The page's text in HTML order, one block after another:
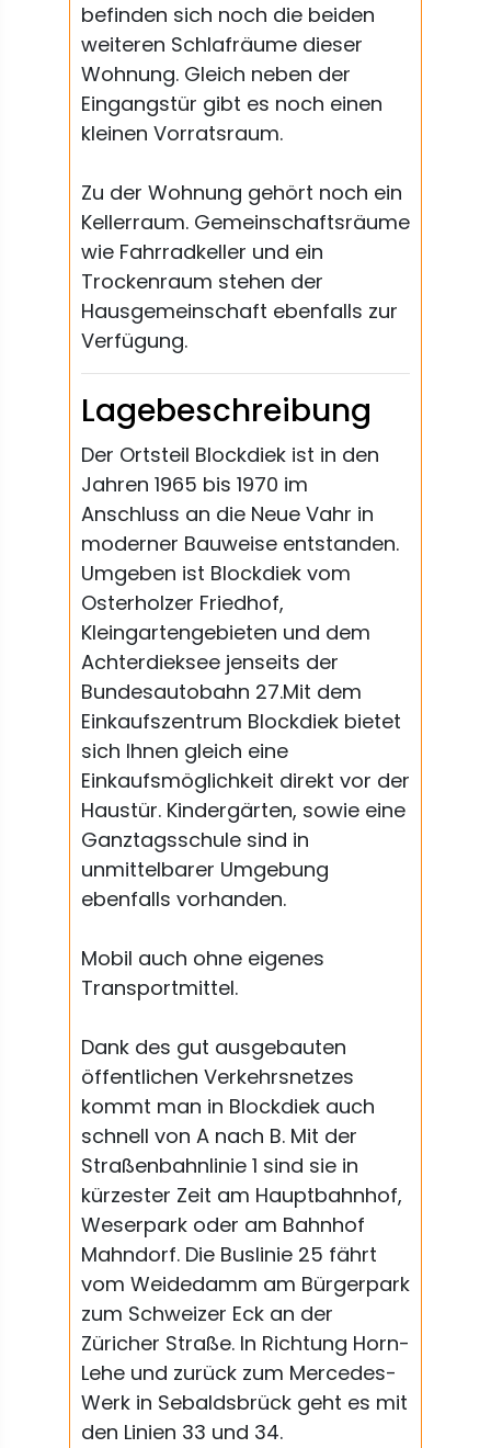
befinden sich noch die beiden
weiteren Schlafräume dieser
Wohnung. Gleich neben der
Eingangstür gibt es noch einen
kleinen Vorratsraum.
Zu der Wohnung gehört noch ein
Kellerraum. Gemeinschaftsräume
wie Fahrradkeller und ein
Trockenraum stehen der
Hausgemeinschaft ebenfalls zur
Verfügung.
Lagebeschreibung
Der Ortsteil Blockdiek ist in den
Jahren 1965 bis 1970 im
Anschluss an die Neue Vahr in
moderner Bauweise entstanden.
Umgeben ist Blockdiek vom
Osterholzer Friedhof,
Kleingartengebieten und dem
Achterdieksee jenseits der
Bundesautobahn 27.Mit dem
Einkaufszentrum Blockdiek bietet
sich Ihnen gleich eine
Einkaufsmöglichkeit direkt vor der
Haustür. Kindergärten, sowie eine
Ganztagsschule sind in
unmittelbarer Umgebung
ebenfalls vorhanden.
Mobil auch ohne eigenes
Transportmittel.
Dank des gut ausgebauten
öffentlichen Verkehrsnetzes
kommt man in Blockdiek auch
schnell von A nach B. Mit der
Straßenbahnlinie 1 sind sie in
kürzester Zeit am Hauptbahnhof,
Weserpark oder am Bahnhof
Mahndorf. Die Buslinie 25 fährt
vom Weidedamm am Bürgerpark
zum Schweizer Eck an der
Züricher Straße. In Richtung Horn-
Lehe und zurück zum Mercedes-
Werk in Sebaldsbrück geht es mit
den Linien 33 und 34.